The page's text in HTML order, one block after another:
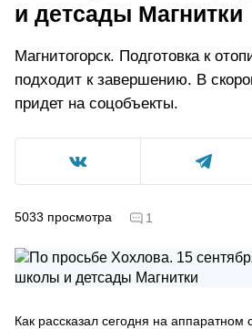
и детсады Магнитки
Магнитогорск. Подготовка к
подходит к завершению. В
придет на соцобъекты.
5033 просмотра 1
Как рассказал сегодня на